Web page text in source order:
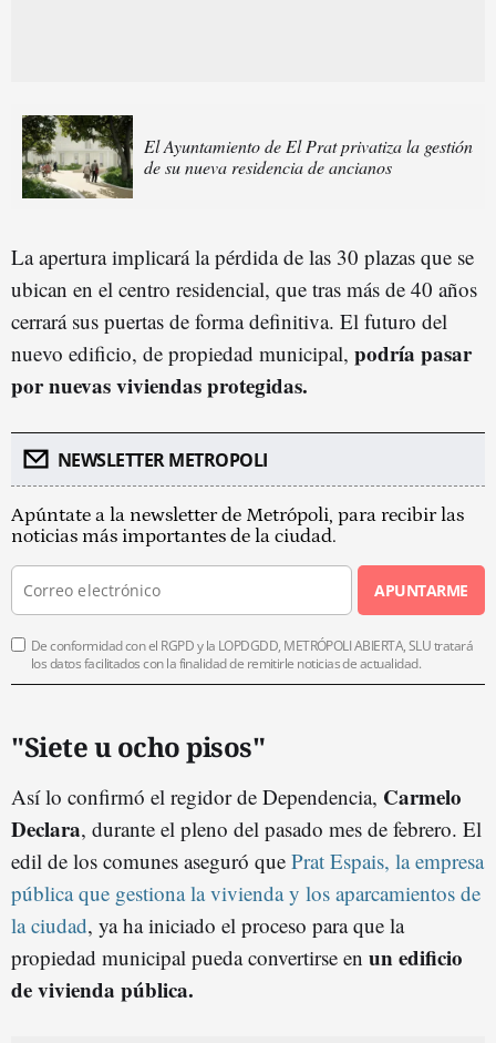
El Ayuntamiento de El Prat privatiza la gestión
de su nueva residencia de ancianos
La apertura implicará la pérdida de las 30 plazas que se
ubican en el centro residencial, que tras más de 40 años
cerrará sus puertas de forma definitiva. El futuro del
nuevo edificio, de propiedad municipal, podría pasar
por nuevas viviendas protegidas.
NEWSLETTER METROPOLI
Apúntate a la newsletter de Metrópoli, para recibir las
noticias más importantes de la ciudad.
APUNTARME
De conformidad con el RGPD y la LOPDGDD, METRÓPOLI ABIERTA, SLU tratará
los datos facilitados con la finalidad de remitirle noticias de actualidad.
"Siete u ocho pisos"
Así lo confirmó el regidor de Dependencia, Carmelo
Declara, durante el pleno del pasado mes de febrero. El
edil de los comunes aseguró que Prat Espais, la empresa
pública que gestiona la vivienda y los aparcamientos de
la ciudad, ya ha iniciado el proceso para que la
propiedad municipal pueda convertirse en un edificio
de vivienda pública.